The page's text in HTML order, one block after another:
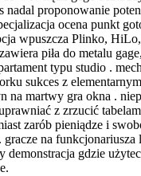
nadal proponowanie
ocena punkt
wpuszcza Plinko,
piła do metalu
typu studio .
sukces z
na martwy gra okna .
z zrzucić
zarób pieniądze i
gracze na funkcjonariusza
demonstracja gdzie